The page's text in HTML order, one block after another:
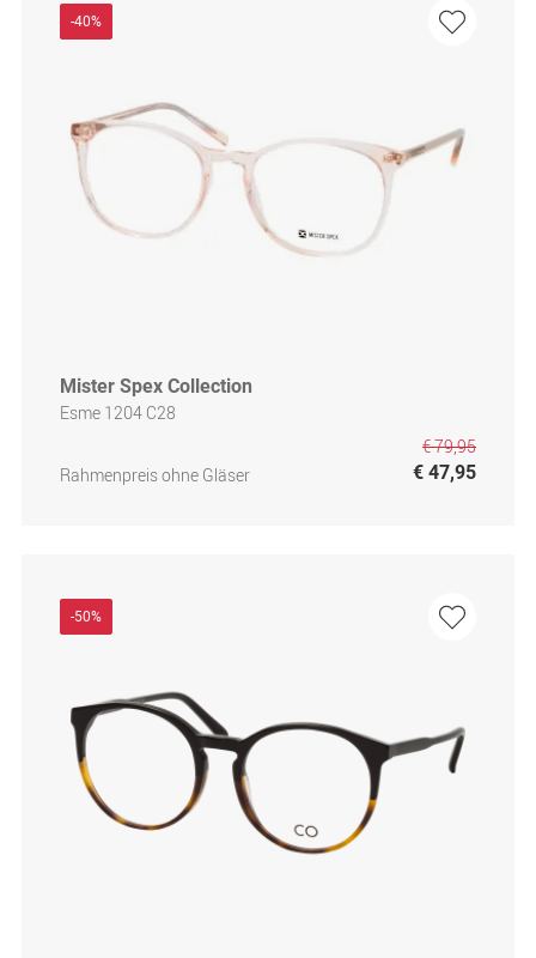
-40%
Mister Spex Collection
Esme 1204 C28
Rahmenpreis ohne Gläser
€ 79,95
€ 47,95
-50%